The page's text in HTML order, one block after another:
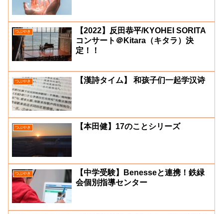
つぶやき
【2022】反田恭平/KYOHEI SORITA
コンサート＠Kitara（キタラ）決
定！！
つぶやき 【漢詩タイム】 和孩子们一起学汉诗
つぶやき 【本田健】17のことシリーズ
つぶやき
【中学受験】Benesseと連携！鉄緑
会個別指導センター